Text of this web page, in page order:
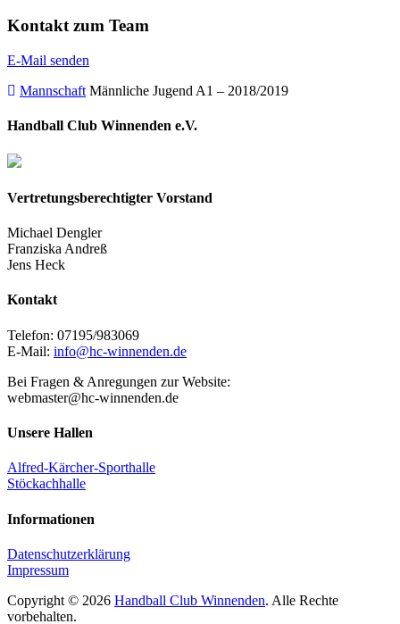
Kontakt zum Team
E-Mail senden
Mannschaft Männliche Jugend A1 – 2018/2019
Handball Club Winnenden e.V.
Vertretungsberechtigter Vorstand
Michael Dengler
Franziska Andreß
Jens Heck
Kontakt
Telefon: 07195/983069
E-Mail: info@hc-winnenden.de
Bei Fragen & Anregungen zur Website:
webmaster@hc-winnenden.de
Unsere Hallen
Alfred-Kärcher-Sporthalle
Stöckachhalle
Informationen
Datenschutzerklärung
Impressum
Copyright © 2026 Handball Club Winnenden. Alle Rechte
vorbehalten.